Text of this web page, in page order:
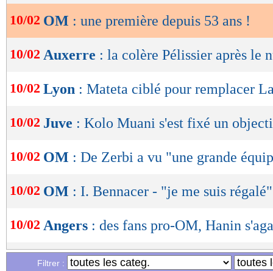
OK
10/02 OM : une première depuis 53 ans !
10/02 Auxerre : la colère Pélissier après le
10/02 Lyon : Mateta ciblé pour remplacer
10/02 Juve : Kolo Muani s'est fixé un
10/02 OM : De Zerbi a vu "une grande
10/02 OM : I. Bennacer - "je me suis régalé"
10/02 Angers : des fans pro-OM, Hanin
Liste des brèves du dim. 9 février
Filtrer :